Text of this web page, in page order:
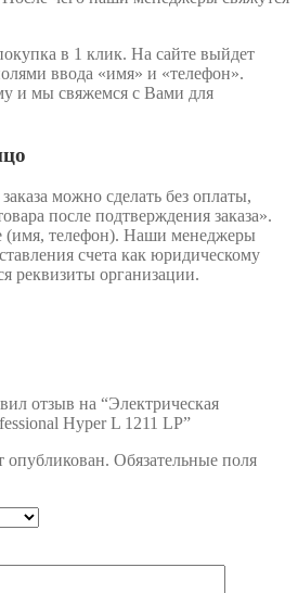
в 1 клик. На сайте выйдет
ввода «имя» и «телефон».
и мы свяжемся с Вами для
можно сделать без оплаты,
после подтверждения заказа».
(имя, телефон). Наши менеджеры
счета как юридическому
реквизиты организации.
отзыв на “Электрическая
Hyper L 1211 LP”
опубликован. Обязательные поля